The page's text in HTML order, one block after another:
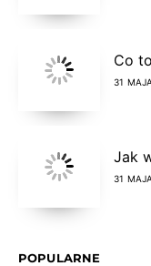
Co
31
Jak
31
POPULARNE